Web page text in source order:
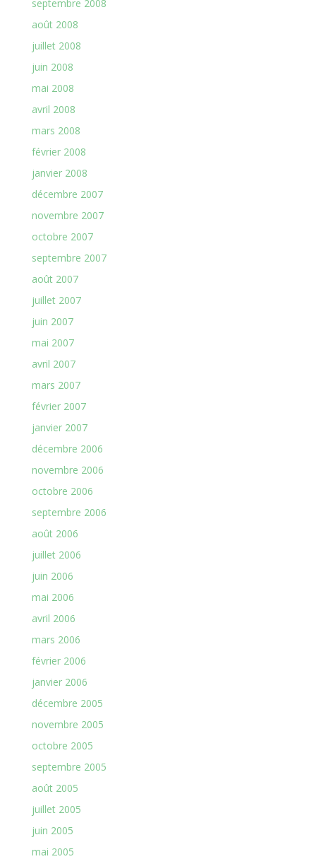
septembre 2008
août 2008
juillet 2008
juin 2008
mai 2008
avril 2008
mars 2008
février 2008
janvier 2008
décembre 2007
novembre 2007
octobre 2007
septembre 2007
août 2007
juillet 2007
juin 2007
mai 2007
avril 2007
mars 2007
février 2007
janvier 2007
décembre 2006
novembre 2006
octobre 2006
septembre 2006
août 2006
juillet 2006
juin 2006
mai 2006
avril 2006
mars 2006
février 2006
janvier 2006
décembre 2005
novembre 2005
octobre 2005
septembre 2005
août 2005
juillet 2005
juin 2005
mai 2005